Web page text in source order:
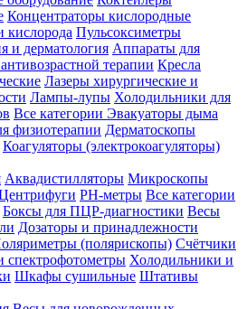
Концентраторы кислородные
кислорода Пульсоксиметры
и дерматология Аппараты для
терапии Кресла
Лазеры хирургические и
Лампы-лупы Холодильники для
Все категории Эвакуаторы дыма
физиотерапии Дерматоскопы
Коагуляторы (электрокоагуляторы)
Аквадистилляторы Микроскопы
PH-метры Все категории
Боксы для ПЦР-диагностики Весы
Дозаторы и принадлежности
(полярископы) Счётчики
спектрофотометры Холодильники и
Шкафы сушильные Штативы